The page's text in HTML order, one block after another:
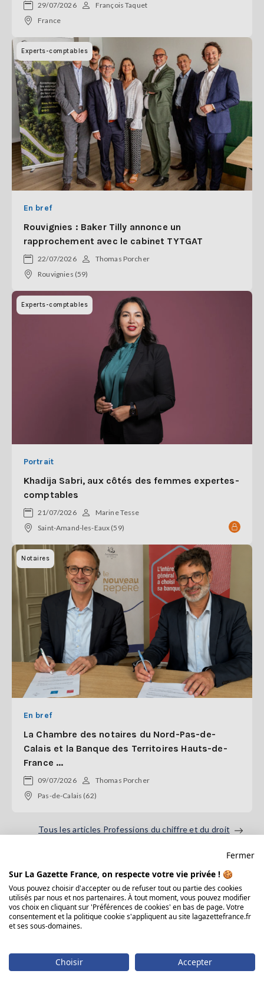
29/07/2026
François Taquet
France
Experts-comptables
En bref
Rouvignies : Baker Tilly annonce un
rapprochement avec le cabinet TYTGAT
22/07/2026
Thomas Porcher
Rouvignies (59)
Experts-comptables
Portrait
Khadija Sabri, aux côtés des femmes expertes-
comptables
21/07/2026
Marine Tesse
Saint-Amand-les-Eaux (59)
Notaires
En bref
La Chambre des notaires du Nord-Pas-de-
Calais et la Banque des Territoires Hauts-de-
France ...
09/07/2026
Thomas Porcher
Pas-de-Calais (62)
Tous les articles Professions du chiffre et du droit
L’actualité dans vos régions
BOURGOGNE - FRANCHE-COMTÉ
Saône-et-Loire : 9 opérations pour rénover et
renforcer les routes cet été
Fermer
Sur La Gazette France, on respecte votre vie privée ! 🍪
Vous pouvez choisir d'accepter ou de refuser tout ou partie des cookies
utilisés par nous et nos partenaires. À tout moment, vous pouvez modifier
vos choix en cliquant sur 'Préférences de cookies' en bas de page. Votre
consentement et la politique cookie s'appliquent au site lagazettefrance.fr
et ses sous-domaines.
Choisir Accepter